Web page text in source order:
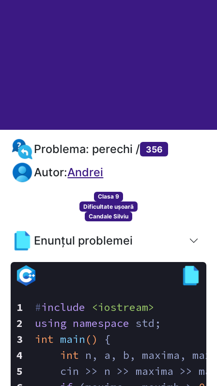
Problema: perechi / 356
Autor:Andrei
Clasa 9
Dificultate ușoară
Candale Silviu
Enunțul problemei
#include
<iostream>
using namespace std;
int main ()
{
int n, a, b, maxima,
cin >> n >> maxima >>